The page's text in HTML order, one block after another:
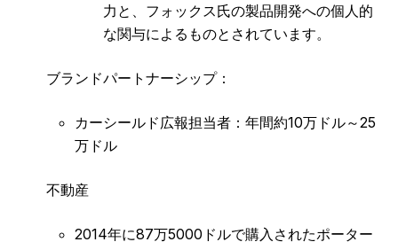
力と、フォックス氏の製品開発への個人的
な関与によるものとされています。
ブランドパートナーシップ：
カーシールド広報担当者：年間約10万ドル～25
万ドル
不動産
2014年に87万5000ドルで購入されたポーター